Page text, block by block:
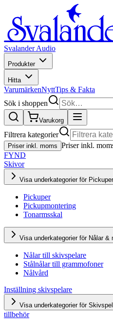
Svalander Audio
Produkter
Hitta
VarumärkenNyttTips & Fakta
Sök i shoppen
Varukorg
Filtrera kategorier
Priser inkl. moms Priser inkl.
FYND
Skivor
Visa underkategorier för
Pickuper
Pickupmontering
Tonarmsskal
Visa underkategorier för Nålar &
Nålar till skivspelare
Stålnålar till grammofoner
Nålvård
Inställning skivspelare
Visa underkategorier för
tillbehör